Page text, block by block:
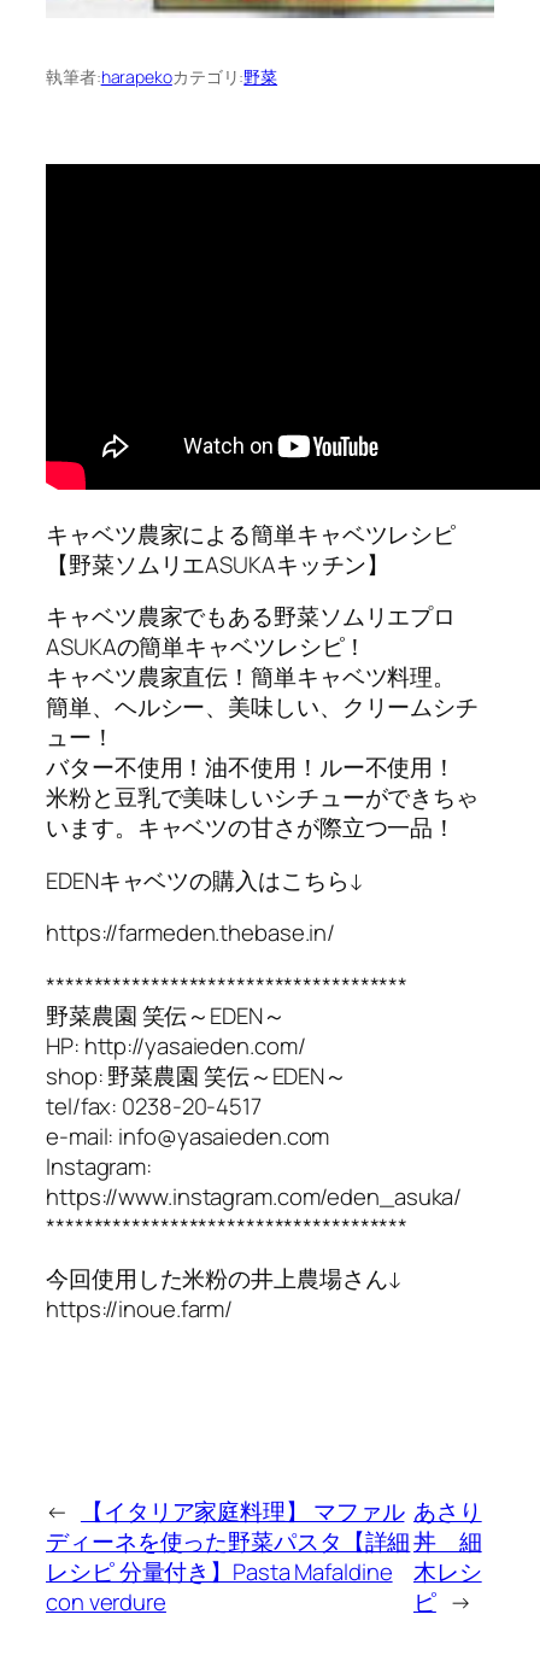
執筆者:harapekoカテゴリ:野菜
キャベツ農家による簡単キャベツレシピ
【野菜ソムリエASUKAキッチン】
キャベツ農家でもある野菜ソムリエプロ
ASUKAの簡単キャベツレシピ！
キャベツ農家直伝！簡単キャベツ料理。
簡単、ヘルシー、美味しい、クリームシチ
ュー！
バター不使用！油不使用！ルー不使用！
米粉と豆乳で美味しいシチューができちゃ
います。キャベツの甘さが際立つ一品！
EDENキャベツの購入はこちら↓
https://farmeden.thebase.in/
**************************************
野菜農園 笑伝～EDEN～
HP: http://yasaieden.com/
shop: 野菜農園 笑伝～EDEN～
tel/fax: 0238-20-4517
e-mail: info@yasaieden.com
Instagram:
https://www.instagram.com/eden_asuka/
**************************************
今回使用した米粉の井上農場さん↓
https://inoue.farm/
←
【イタリア家庭料理】 マファル
ディーネを使った野菜パスタ【詳細
レシピ 分量付き】Pasta Mafaldine
con verdure
あさり
丼 細
木レシ
ピ →